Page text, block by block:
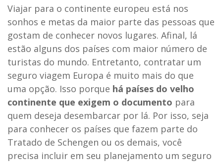
Viajar para o continente europeu está nos
sonhos e metas da maior parte das pessoas que
gostam de conhecer novos lugares. Afinal, lá
estão alguns dos países com maior número de
turistas do mundo. Entretanto, contratar um
seguro viagem Europa é muito mais do que
uma opção. Isso porque há países do velho
continente que exigem o documento para
quem deseja desembarcar por lá. Por isso, seja
para conhecer os países que fazem parte do
Tratado de Schengen ou os demais, você
precisa incluir em seu planejamento um seguro